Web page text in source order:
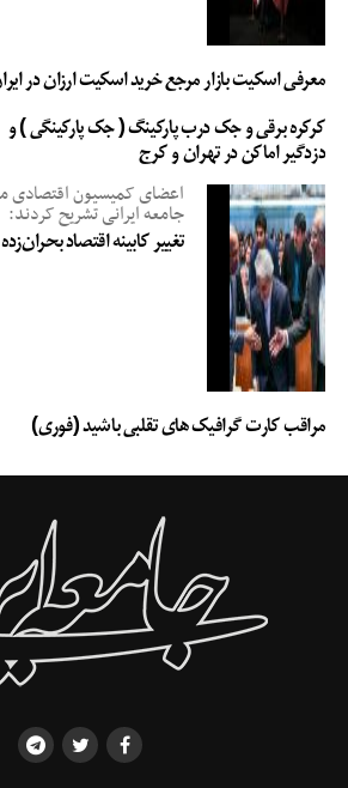
معرفی اسکیت بازار مرجع خرید اسکیت ارزان در
کرکره برقی و جک درب پارکینگ ( جک پارکینگی ) و
دزدگیر اماکن در تهران و کرج
اعضای کمیسیون اقتصادی
جامعه ایرانی تشریح کردند:
تغییر کابینه اقتصاد
مراقب کارت گرافیک های تقلبی باشید (فوری)